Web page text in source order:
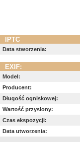
IPTC
Data stworzenia:
EXIF:
Model:
Producent:
Długość ogniskowej:
Wartość przysłony:
Czas ekspozycji:
Data utworzenia: